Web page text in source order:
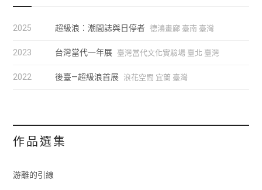
2025 超級浪：潮間誌與日停者 德鴻畫廊 臺南 臺灣
2023 台灣當代一年展 臺灣當代文化實驗場 臺北 臺灣
2022 後臺—超級浪首展 浪花空間 宜蘭 臺灣
作品選集
游離的引線